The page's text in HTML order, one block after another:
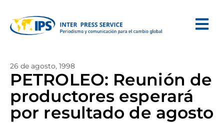
26 de agosto, 1998
PETROLEO: Reunión de
productores esperará
por resultado de agosto